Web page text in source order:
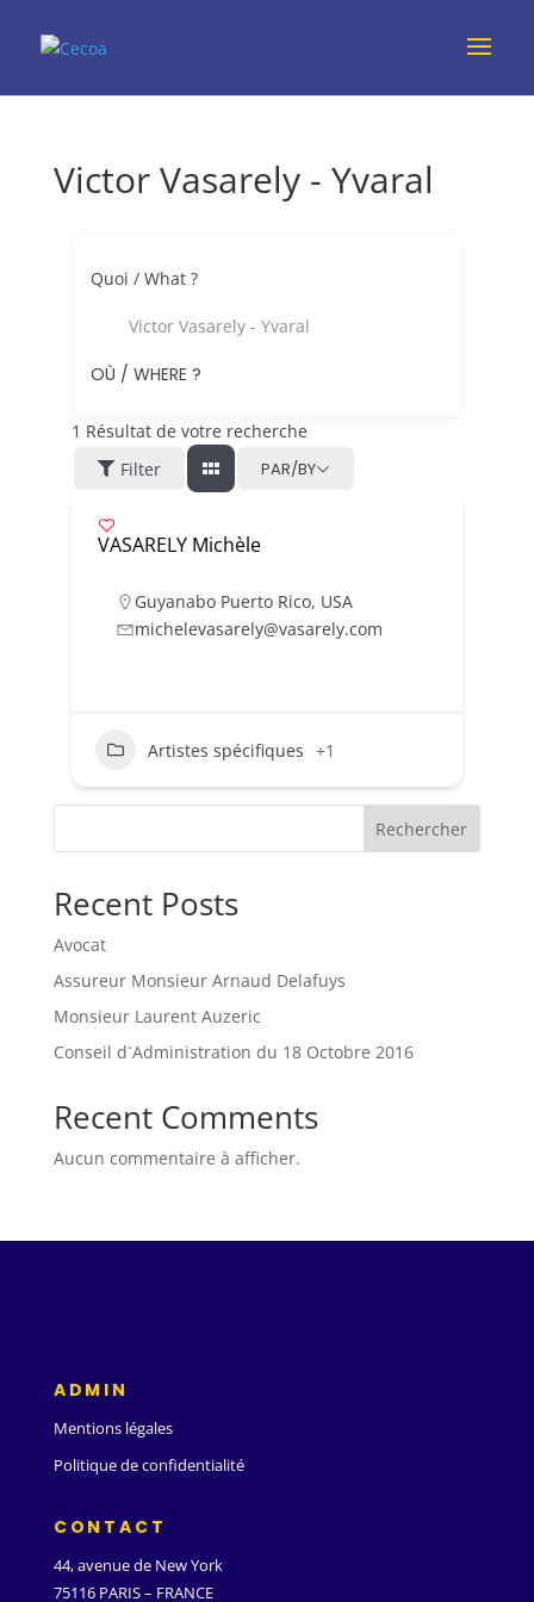
Victor Vasarely - Yvaral
Quoi / What ?
Victor Vasarely - Yvaral
OÙ / WHERE ?
1 Résultat de votre recherche
Filter
PAR/BY
VASARELY Michèle
Guyanabo Puerto Rico, USA
michelevasarely@vasarely.com
Artistes spécifiques +1
Rechercher
Recent Posts
Avocat
Assureur Monsieur Arnaud Delafuys
Monsieur Laurent Auzeric
Conseil d´Administration du 18 Octobre 2016
Recent Comments
Aucun commentaire à afficher.
ADMIN
Mentions légales
Politique de confidentialité
CONTACT
44, avenue de New York
75116 PARIS – FRANCE